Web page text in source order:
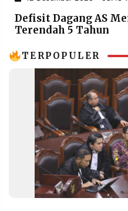
SERVICE
IKUTI
RESOLUSI
Defisit Dagang AS
Terendah 5 Tahun
TERPOPULER